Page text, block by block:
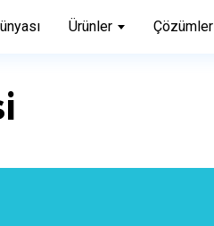
Ürünler Çözümler